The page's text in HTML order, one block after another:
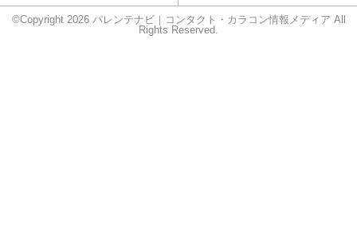
©Copyright 2026 パレンテナビ｜コンタクト・カラコン情報メディア All
Rights Reserved.